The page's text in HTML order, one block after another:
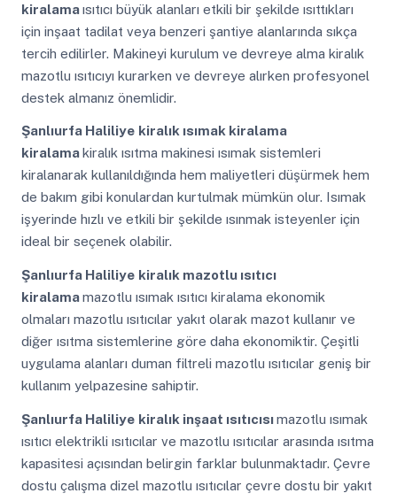
kiralamaısıtıcı büyük alanları etkili bir şekilde ısıttıkları
için inşaat tadilat veya benzeri şantiye alanlarında sıkça
tercih edilirler. Makineyi kurulum ve devreye alma kiralık
mazotlu ısıtıcıyı kurarken ve devreye alırken profesyonel
destek almanız önemlidir.
Şanlıurfa Haliliye kiralık ısımak kiralama
kiralamakiralık ısıtma makinesi ısımak sistemleri
kiralanarak kullanıldığında hem maliyetleri düşürmek hem
de bakım gibi konulardan kurtulmak mümkün olur. Isımak
işyerinde hızlı ve etkili bir şekilde ısınmak isteyenler için
ideal bir seçenek olabilir.
Şanlıurfa Haliliye kiralık mazotlu ısıtıcı
kiralamamazotlu ısımak ısıtıcı kiralama ekonomik
olmaları mazotlu ısıtıcılar yakıt olarak mazot kullanır ve
diğer ısıtma sistemlerine göre daha ekonomiktir. Çeşitli
uygulama alanları duman filtreli mazotlu ısıtıcılar geniş bir
kullanım yelpazesine sahiptir.
Şanlıurfa Haliliye kiralık inşaat ısıtıcısımazotlu ısımak
ısıtıcı elektrikli ısıtıcılar ve mazotlu ısıtıcılar arasında ısıtma
kapasitesi açısından belirgin farklar bulunmaktadır. Çevre
dostu çalışma dizel mazotlu ısıtıcılar çevre dostu bir yakıt